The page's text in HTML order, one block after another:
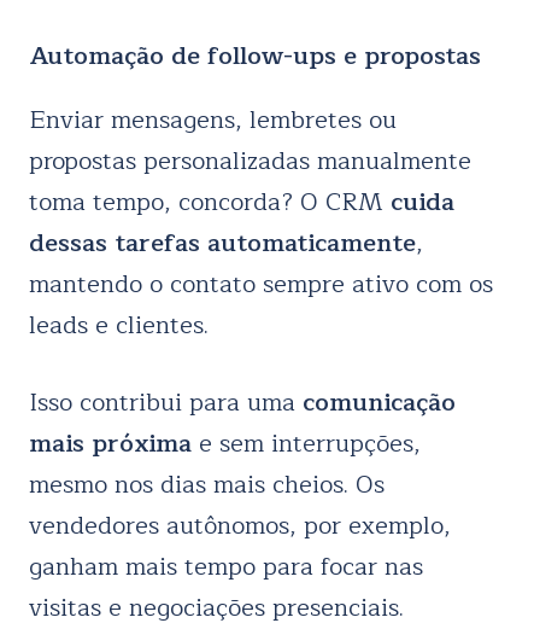
Automação de follow-ups e propostas
Enviar mensagens, lembretes ou
propostas personalizadas manualmente
toma tempo, concorda? O CRM cuida
dessas tarefas automaticamente,
mantendo o contato sempre ativo com os
leads e clientes.
Isso contribui para uma comunicação
mais próxima e sem interrupções,
mesmo nos dias mais cheios. Os
vendedores autônomos, por exemplo,
ganham mais tempo para focar nas
visitas e negociações presenciais.